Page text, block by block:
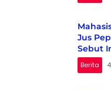
Jus
Sebut
Berita